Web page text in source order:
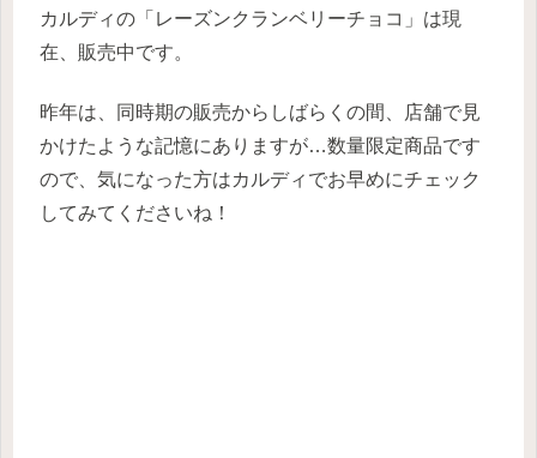
カルディの「レーズンクランベリーチョコ」は現
在、販売中です。
昨年は、同時期の販売からしばらくの間、店舗で見
かけたような記憶にありますが…数量限定商品です
ので、気になった方はカルディでお早めにチェック
してみてくださいね！